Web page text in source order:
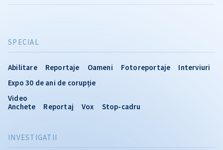
INVESTIGATII
SPECIAL
Abilitare Reportaje Oameni Fotoreportaje
Interviuri
Expo 30 de ani de corupție
Video
Anchete
Reportaj Vox Stop-cadru